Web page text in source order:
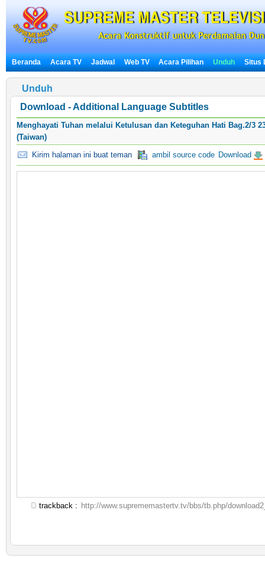
Beranda Acara TV Jadwal Web TV Acara Pilihan Unduh Situs
Unduh
Download - Additional Language Subtitles
Menghayati Tuhan melalui Ketulusan dan Keteguhan Hati Bag.2/3
(Taiwan)
Kirim halaman ini buat teman
ambil source code Download
trackback : http://www.suprememastertv.tv/bbs/tb.php/